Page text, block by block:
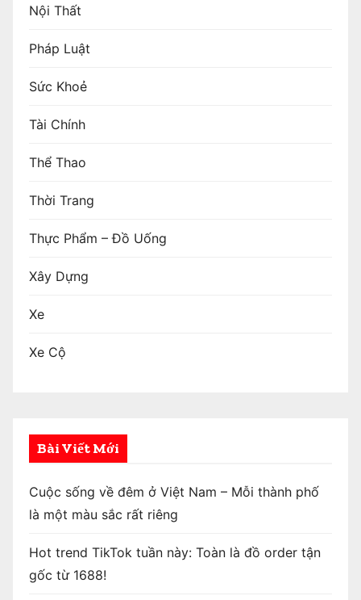
Nội Thất
Pháp Luật
Sức Khoẻ
Tài Chính
Thể Thao
Thời Trang
Thực Phẩm – Đồ Uống
Xây Dựng
Xe
Xe Cộ
Bài Viết Mới
Cuộc sống về đêm ở Việt Nam – Mỗi thành phố
là một màu sắc rất riêng
Hot trend TikTok tuần này: Toàn là đồ order tận
gốc từ 1688!